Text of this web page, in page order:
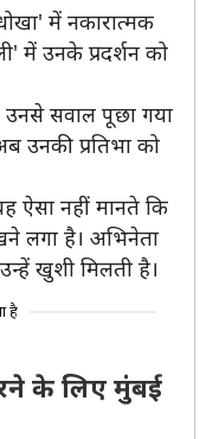
में नकारात्मक
में उनके प्रदर्शन को
सवाल पूछा गया
उनकी प्रतिभा को
ऐसा नहीं मानते कि
लगा है। अभिनेता
खुशी मिलती है।
है
के लिए मुंबई